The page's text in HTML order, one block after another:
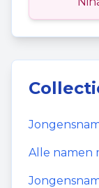
Alle namen